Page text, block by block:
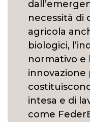
necessità di
agricola
biologici,
normativo e
intesa e di
come